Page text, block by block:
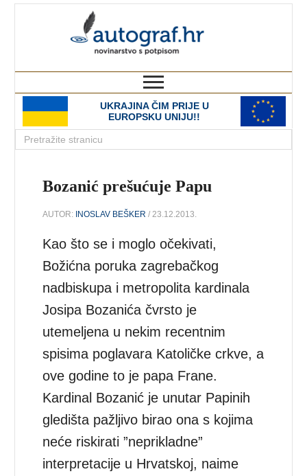
UKRAJINA ČIM PRIJE U
EUROPSKU UNIJU!!
Bozanić prešućuje Papu
AUTOR: INOSLAV BEŠKER / 23.12.2013.
Kao što se i moglo očekivati,
Božićna poruka zagrebačkog
nadbiskupa i metropolita kardinala
Josipa Bozanića čvrsto je
utemeljena u nekim recentnim
spisima poglavara Katoličke crkve, a
ove godine to je papa Frane.
Kardinal Bozanić je unutar Papinih
gledišta pažljivo birao ona s kojima
neće riskirati ”neprikladne”
interpretacije u Hrvatskoj, naime